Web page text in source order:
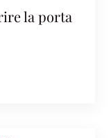
la porta
LA PORTA